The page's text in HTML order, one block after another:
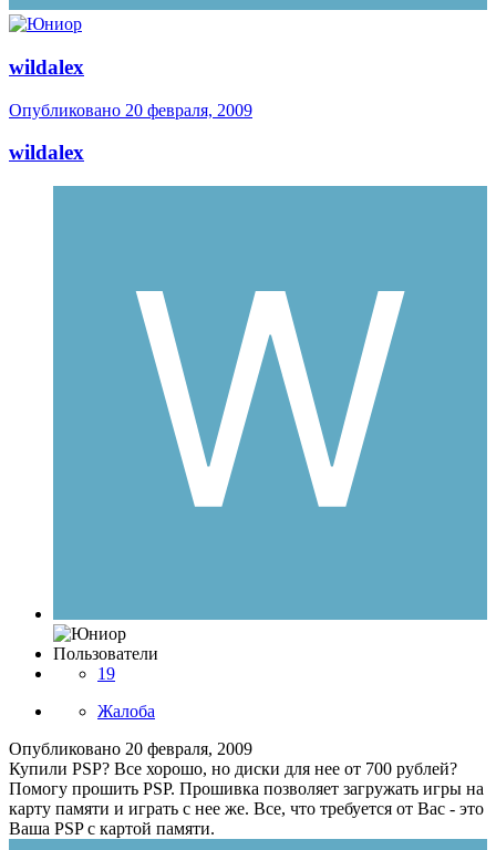
wildalex
Опубликовано 20 февраля, 2009
wildalex
Пользователи
19
Жалоба
Опубликовано 20 февраля, 2009
Купили PSP? Все хорошо, но диски для нее от 700 рублей?
Помогу прошить PSP. Прошивка позволяет загружать игры на
карту памяти и играть с нее же. Все, что требуется от Вас - это
Ваша PSP с картой памяти.